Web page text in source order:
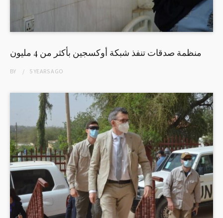
منظمة صدقات تنفذ شبكة أوكسجين بأكثر من 4 مليون
BY 5 YEARSAGO